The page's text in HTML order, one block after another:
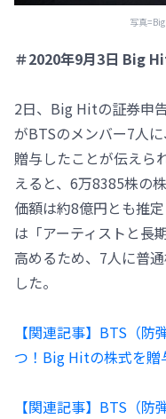
写真
＃2020年9月3日 Big
2日、Big Hitの証券申
がBTSのメンバー7人
贈与したことが伝えら
えると、6万8385株の
価額は約8億円とも推
は「アーティストと長
高めるため、7人に普
した。
【関連記事】BTS（
つ！Big Hitの株式を
【関連記事】BTS（